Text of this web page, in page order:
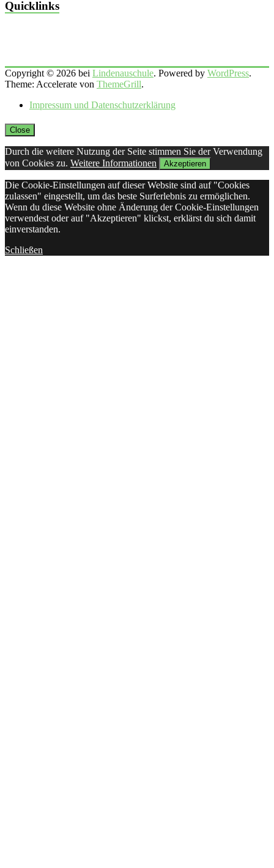
Quicklinks
Copyright © 2026 bei Lindenauschule. Powered by WordPress.
Theme: Accelerate von ThemeGrill.
Impressum und Datenschutzerklärung
Close
Durch die weitere Nutzung der Seite stimmen Sie der Verwendung
von Cookies zu. Weitere Informationen Akzeptieren
Die Cookie-Einstellungen auf dieser Website sind auf "Cookies
zulassen" eingestellt, um das beste Surferlebnis zu ermöglichen.
Wenn du diese Website ohne Änderung der Cookie-Einstellungen
verwendest oder auf "Akzeptieren" klickst, erklärst du sich damit
einverstanden.
Schließen